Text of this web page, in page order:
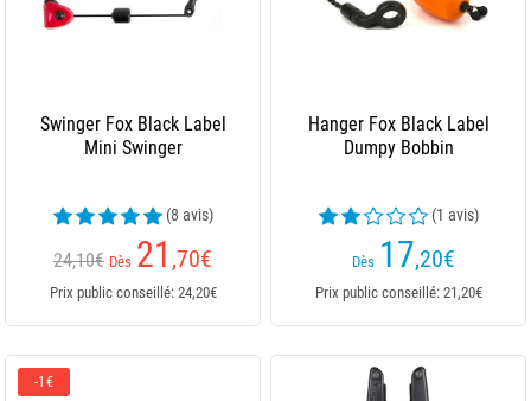
Swinger Fox Black Label
Mini Swinger
(8 avis)
24,10€ Dès 21 ,70€
Prix public conseillé: 24,20€
Hanger Fox Black Label
Dumpy Bobbin
(1 avis)
Dès 17,20€
Prix public conseillé: 21,20€
-1€